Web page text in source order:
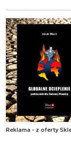
Reklama - z oferty